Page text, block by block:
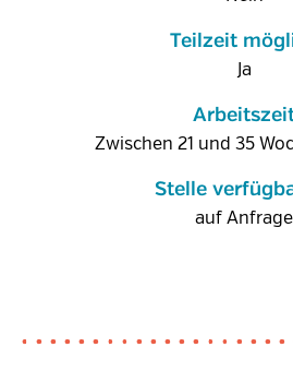
Teilzeit
Ja
Zwischen 21 und 35
Stelle
auf Anfrage